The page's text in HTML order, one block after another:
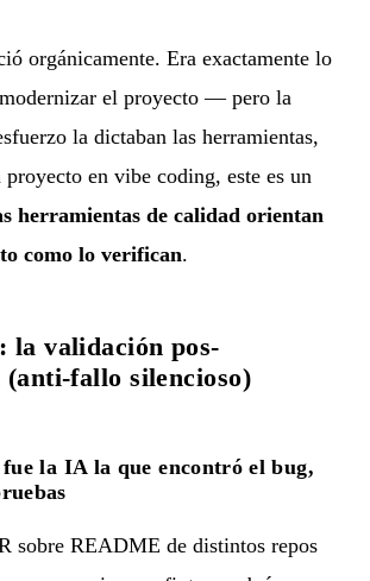
orgánicamente. Era exactamente lo
el proyecto — pero la
la dictaban las herramientas,
en vibe coding, este es un
herramientas de calidad orientan
como lo verifican.
la validación pos-
fallo silencioso)
la IA la que encontró el bug,
sobre README de distintos repos